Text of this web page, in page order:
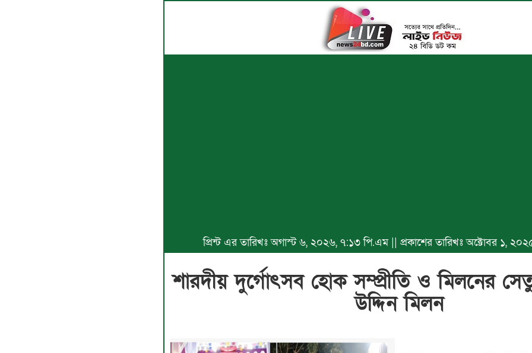
প্রিন্ট এর তারিখঃ অগাস্ট ৬, ২০২৬, ৭:১৩ পি.এম || প্রকাশের তারিখঃ অক্টোবর ১,
শারদীয় দুর্গোৎসব হোক সম্প্রীতি ও মিলনের
উদ্দিন মিলন